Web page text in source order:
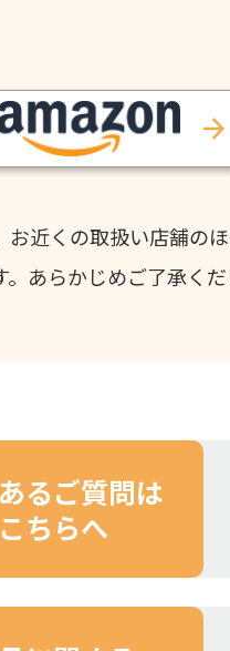
お近くの取扱い店舗の
。あらかじめご了承くだ
るご質問は
こちらへ